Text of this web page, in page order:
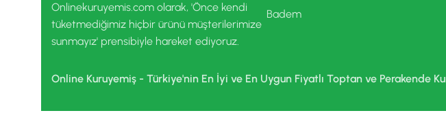
Onlinekuruyemis.com olarak, 'Önce kendi
tüketmediğimiz hiçbir ürünü müşterilerimize
sunmayız' prensibiyle hareket ediyoruz.
Badem
Online Kuruyemiş - Türkiye'nin En İyi ve En Uygun Fiyatlı Toptan ve Perakende